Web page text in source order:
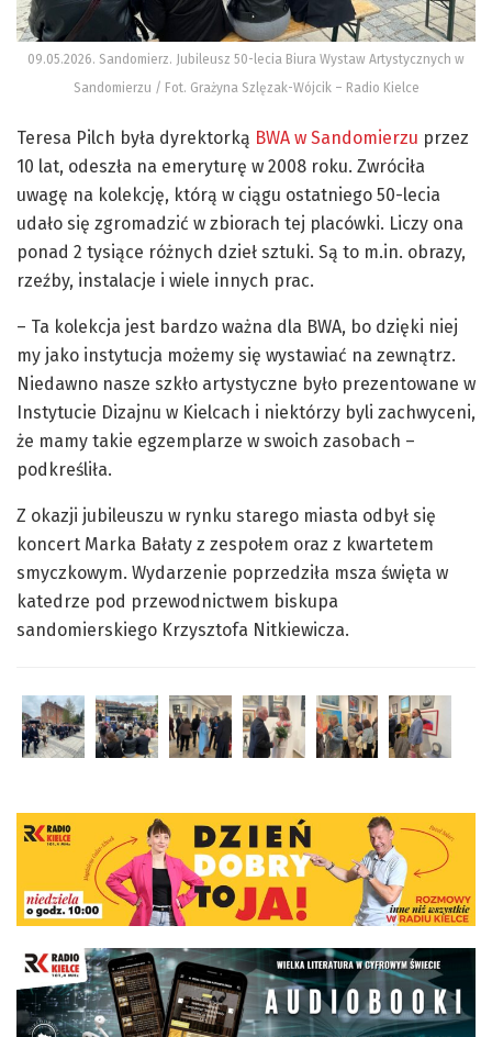
09.05.2026. Sandomierz. Jubileusz 50-lecia Biura Wystaw Artystycznych w
Sandomierzu / Fot. Grażyna Szlęzak-Wójcik – Radio Kielce
Teresa Pilch była dyrektorką BWA w Sandomierzu przez
10 lat, odeszła na emeryturę w 2008 roku. Zwróciła
uwagę na kolekcję, którą w ciągu ostatniego 50-lecia
udało się zgromadzić w zbiorach tej placówki. Liczy ona
ponad 2 tysiące różnych dzieł sztuki. Są to m.in. obrazy,
rzeźby, instalacje i wiele innych prac.
– Ta kolekcja jest bardzo ważna dla BWA, bo dzięki niej
my jako instytucja możemy się wystawiać na zewnątrz.
Niedawno nasze szkło artystyczne było prezentowane w
Instytucie Dizajnu w Kielcach i niektórzy byli zachwyceni,
że mamy takie egzemplarze w swoich zasobach –
podkreśliła.
Z okazji jubileuszu w rynku starego miasta odbył się
koncert Marka Bałaty z zespołem oraz z kwartetem
smyczkowym. Wydarzenie poprzedziła msza święta w
katedrze pod przewodnictwem biskupa
sandomierskiego Krzysztofa Nitkiewicza.